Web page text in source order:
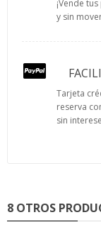
¡Vende
y sin
Tarjeta
reserva
sin
8 OTROS